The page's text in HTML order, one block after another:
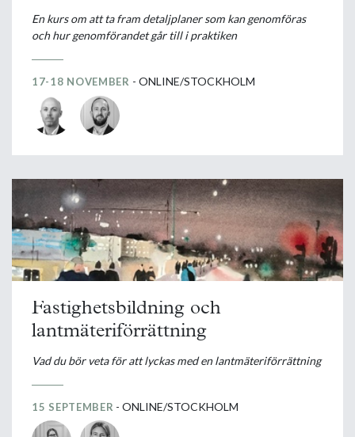
En kurs om att ta fram detaljplaner som kan genomföras
och hur genomförandet går till i praktiken
17-18 NOVEMBER - ONLINE/STOCKHOLM
Fastighetsbildning och
lantmäteriförrättning
Vad du bör veta för att lyckas med en lantmäteriförrättning
15 SEPTEMBER - ONLINE/STOCKHOLM